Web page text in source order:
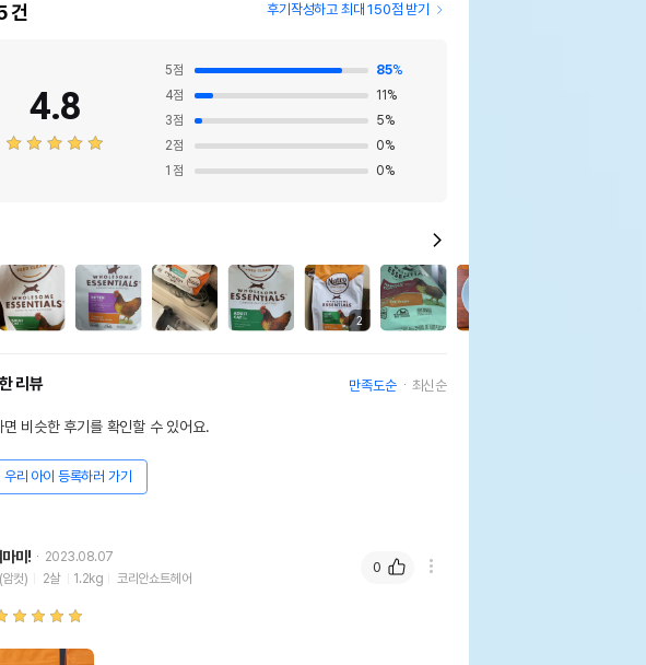
건 후기작성하고 최대 150점 받기
4.8
5점 85%
4점 11 %
3점 5%
2점 0%
1 점 0%
2
리뷰 만족도순 최신순
면 비슷한 후기를 확인할 수 있어요.
우리 아이 등록하러 가기
미!
2023.08.07
(암컷) 2살 1.2kg 코리안쇼트헤어
0